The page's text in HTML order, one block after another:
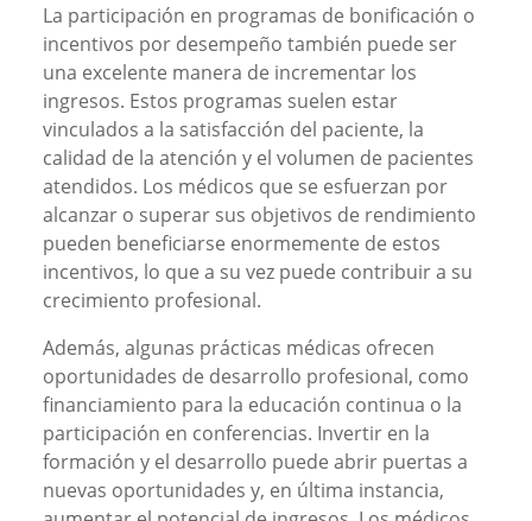
La participación en programas de bonificación o
incentivos por desempeño también puede ser
una excelente manera de incrementar los
ingresos. Estos programas suelen estar
vinculados a la satisfacción del paciente, la
calidad de la atención y el volumen de pacientes
atendidos. Los médicos que se esfuerzan por
alcanzar o superar sus objetivos de rendimiento
pueden beneficiarse enormemente de estos
incentivos, lo que a su vez puede contribuir a su
crecimiento profesional.
Además, algunas prácticas médicas ofrecen
oportunidades de desarrollo profesional, como
financiamiento para la educación continua o la
participación en conferencias. Invertir en la
formación y el desarrollo puede abrir puertas a
nuevas oportunidades y, en última instancia,